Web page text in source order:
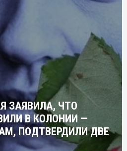
ЗАЯВИЛА, ЧТО
В КОЛОНИИ —
ПОДТВЕРДИЛИ ДВЕ